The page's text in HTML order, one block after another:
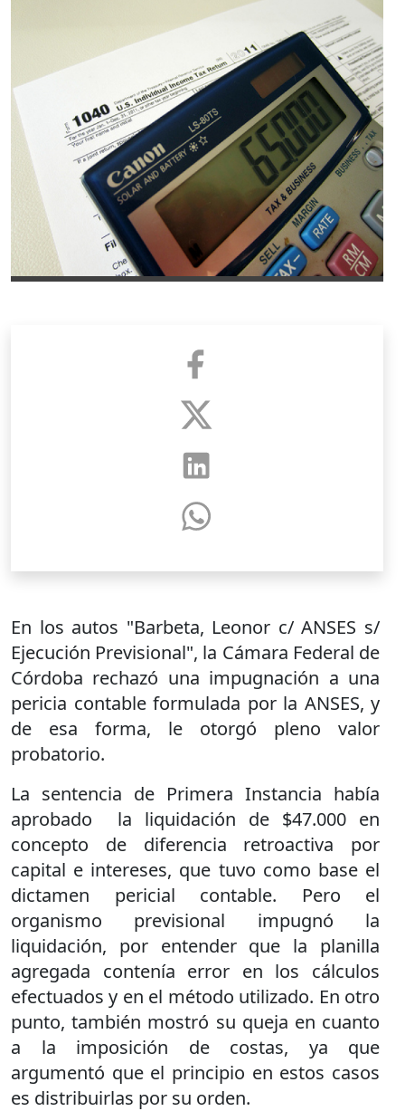
En los autos "Barbeta, Leonor c/ ANSES s/
Ejecución Previsional", la Cámara Federal de
Córdoba rechazó una impugnación a una
pericia contable formulada por la ANSES, y
de esa forma, le otorgó pleno valor
probatorio.
La sentencia de Primera Instancia había
aprobado la liquidación de $47.000 en
concepto de diferencia retroactiva por
capital e intereses, que tuvo como base el
dictamen pericial contable. Pero el
organismo previsional impugnó la
liquidación, por entender que la planilla
agregada contenía error en los cálculos
efectuados y en el método utilizado. En otro
punto, también mostró su queja en cuanto
a la imposición de costas, ya que
argumentó que el principio en estos casos
es distribuirlas por su orden.